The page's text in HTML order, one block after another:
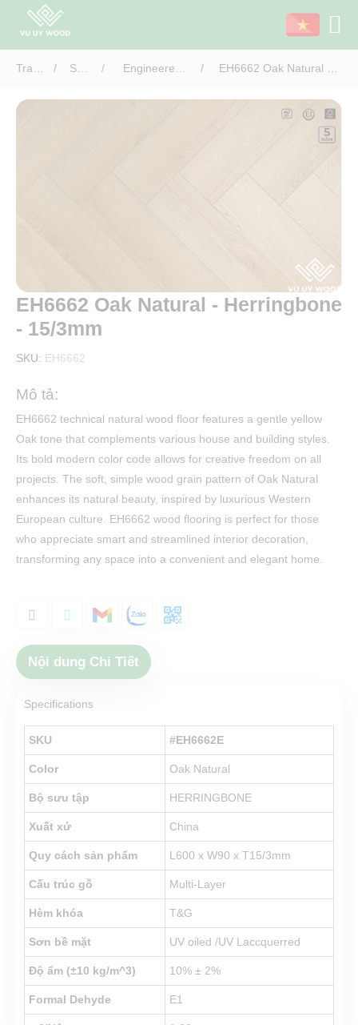
Trang
chủ
/ Sản
phẩm
/ Engineered
Flooring
/ EH6662 Oak Natural -
Herringbone - 15/3mm
EH6662 Oak Natural - Herringbone
- 15/3mm
SKU: EH6662
Mô tả:
EH6662 technical natural wood floor features a gentle yellow
Oak tone that complements various house and building styles.
Its bold modern color code allows for creative freedom on all
projects. The soft, simple wood grain pattern of Oak Natural
enhances its natural beauty, inspired by luxurious Western
European culture. EH6662 wood flooring is perfect for those
who appreciate smart and streamlined interior decoration,
transforming any space into a convenient and elegant home.
Nội dung Chi Tiết
Specifications
SKU #EH6662E
Color Oak Natural
Bộ sưu tập HERRINGBONE
Xuất xứ China
Quy cách sản phẩm L600 x W90 x T15/3mm
Cấu trúc gỗ Multi-Layer
Hèm khóa T&G
Sơn bề mặt UV oiled /UV Laccquerred
Độ ẩm (±10 kg/m^3) 10% ± 2%
Formal Dehyde E1